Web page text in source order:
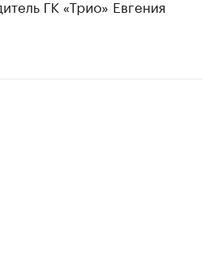
ГК «Трио» Евгения